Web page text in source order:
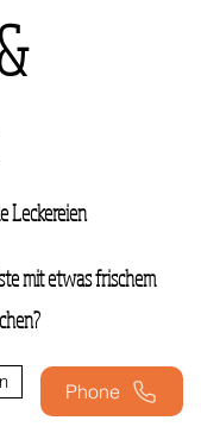
Leckereien
mit etwas frischem
Phone